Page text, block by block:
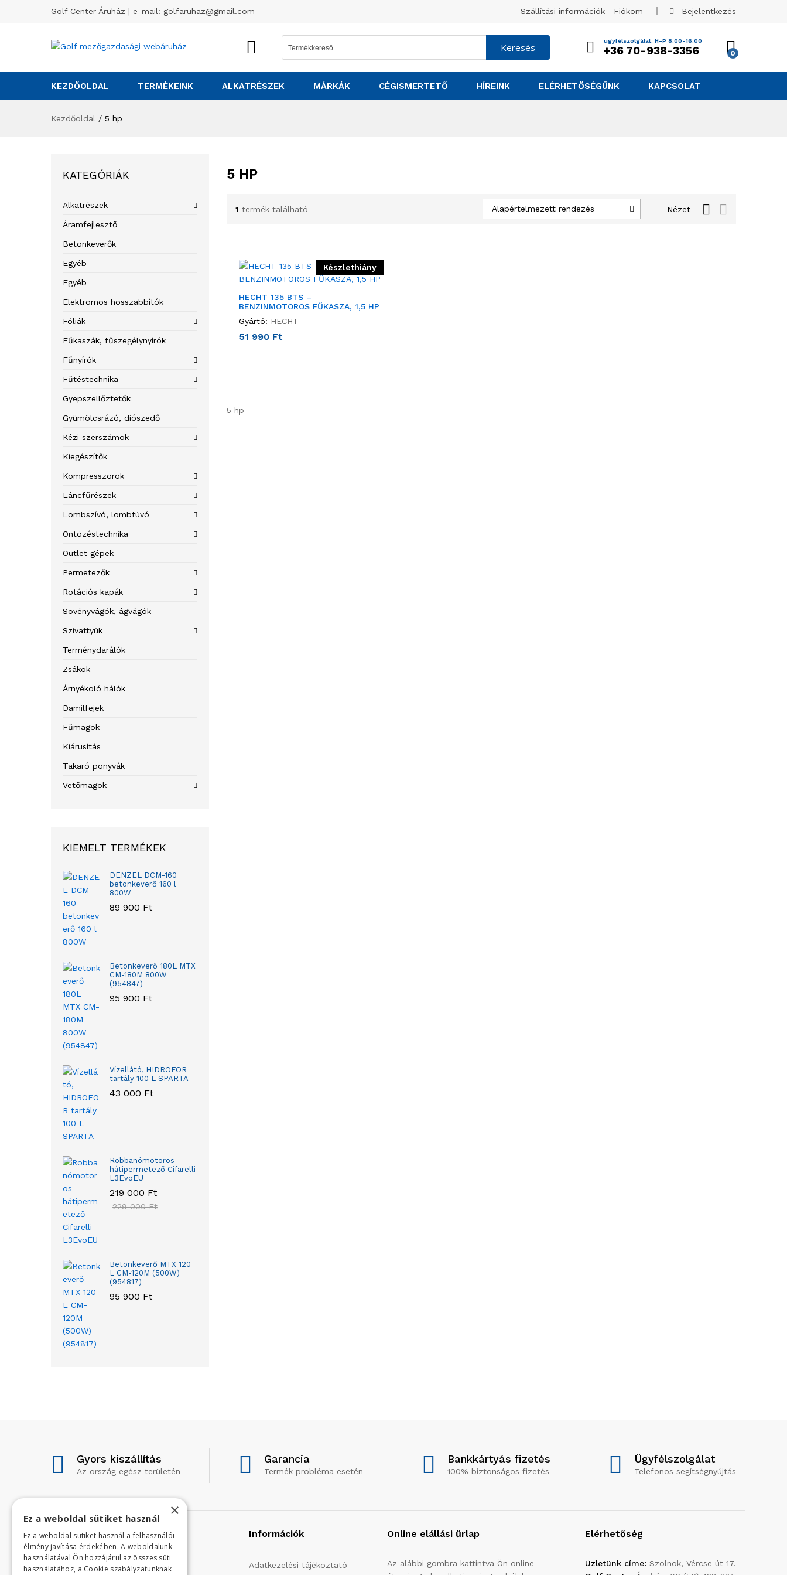
Golf Center Áruház | e-mail: golfaruhaz@gmail.com Szállítási információk Fiókom Bejelentkezés
Keresés
ügyfélszolgálat: H-P 8.00-16.00
+36 70-938-3356 0
KEZDŐOLDAL TERMÉKEINK ALKATRÉSZEK MÁRKÁK CÉGISMERTETŐ HÍREINK ELÉRHETŐSÉGÜNK KAPCSOLAT
Kezdőoldal / 5 hp
5 HP
1 termék található Nézet
Alapértelmezett rendezés
Készlethiány
HECHT 135 BTS –
BENZINMOTOROS FŰKASZA, 1,5 HP
Gyártó: HECHT
51 990 Ft
5 hp
KATEGÓRIÁK
Alkatrészek
Áramfejlesztő
Betonkeverők
Egyéb
Egyéb
Elektromos hosszabbítók
Fóliák
Fűkaszák, fűszegélynyírók
Fűnyírók
Fűtéstechnika
Gyepszellőztetők
Gyümölcsrázó, diószedő
Kézi szerszámok
Kiegészítők
Kompresszorok
Láncfűrészek
Lombszívó, lombfúvó
Öntözéstechnika
Outlet gépek
Permetezők
Rotációs kapák
Sövényvágók, ágvágók
Szivattyúk
Terménydarálók
Zsákok
Árnyékoló hálók
Damilfejek
Fűmagok
Kiárusítás
Takaró ponyvák
Vetőmagok
KIEMELT TERMÉKEK
DENZEL DCM-160
betonkeverő 160 l
800W
89 900 Ft
Betonkeverő 180L MTX
CM-180M 800W
(954847)
95 900 Ft
Vízellátó, HIDROFOR
tartály 100 L SPARTA
43 000 Ft
Robbanómotoros
hátipermetező Cifarelli
L3EvoEU
219 000 Ft
229 000Ft
Betonkeverő MTX 120
L CM-120M (500W)
(954817)
95 900 Ft
Gyors kiszállítás
Az ország egész területén
Garancia
Termék probléma esetén
Bankkártyás fizetés
100% biztonságos fizetés
Ügyfélszolgálat
Telefonos segítségnyújtás
Rólunk
Profilunk a mezőgazdasági, kerti
Információk
Adatkezelési tájékoztató
Online elállási űrlap
Az alábbi gombra kattintva Ön online
Elérhetőség
Üzletünk címe: Szolnok, Vércse út 17.
×
Ez a weboldal sütiket használ
Ez a weboldal sütiket használ a felhasználói
élmény javítása érdekében. A weboldalunk
használatával Ön hozzájárul az összes süti
használatához, a Cookie szabályzatunknak